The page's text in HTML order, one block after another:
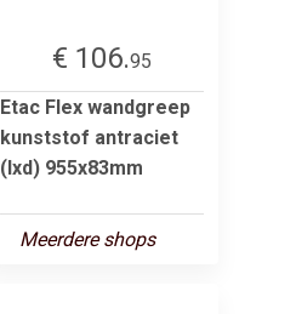
€ 106.95
Etac Flex wandgreep
kunststof antraciet
(lxd) 955x83mm
Meerdere shops